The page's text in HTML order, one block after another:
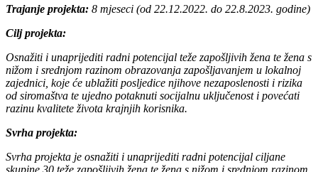
Trajanje projekta: 8 mjeseci (od 22.12.2022. do 22.8.2023. godine)
Cilj projekta:
Osnažiti i unaprijediti radni potencijal teže zapošljivih žena te žena s
nižom i srednjom razinom obrazovanja zapošljavanjem u lokalnoj
zajednici, koje će ublažiti posljedice njihove nezaposlenosti i rizika
od siromaštva te ujedno potaknuti socijalnu uključenost i povećati
razinu kvalitete života krajnjih korisnika.
Svrha projekta:
Svrha projekta je osnažiti i unaprijediti radni potencijal ciljane